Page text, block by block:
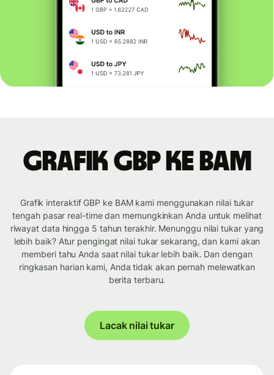
Grafik GBP ke BAM
Grafik interaktif GBP ke BAM kami menggunakan nilai tukar
tengah pasar real-time dan memungkinkan Anda untuk melihat
riwayat data hingga 5 tahun terakhir. Menunggu nilai tukar yang
lebih baik? Atur pengingat nilai tukar sekarang, dan kami akan
memberi tahu Anda saat nilai tukar lebih baik. Dan dengan
ringkasan harian kami, Anda tidak akan pernah melewatkan
berita terbaru.
Lacak nilai tukar